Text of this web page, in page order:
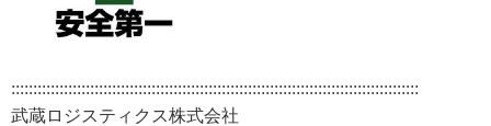
:::::::::::::::::::::::::::::::::::::::::::::::::::::::::::::::::::::::::::::::::::::::::::::
武蔵ロジスティクス株式会社